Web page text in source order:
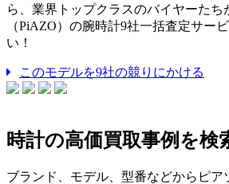
ら、業界トップクラスのバイヤーたち
（PiAZO）の腕時計9社一括査定サー
い！
このモデルを9社の競りにかける
時計の高価買取事例を検
ブランド、モデル、型番などからピア